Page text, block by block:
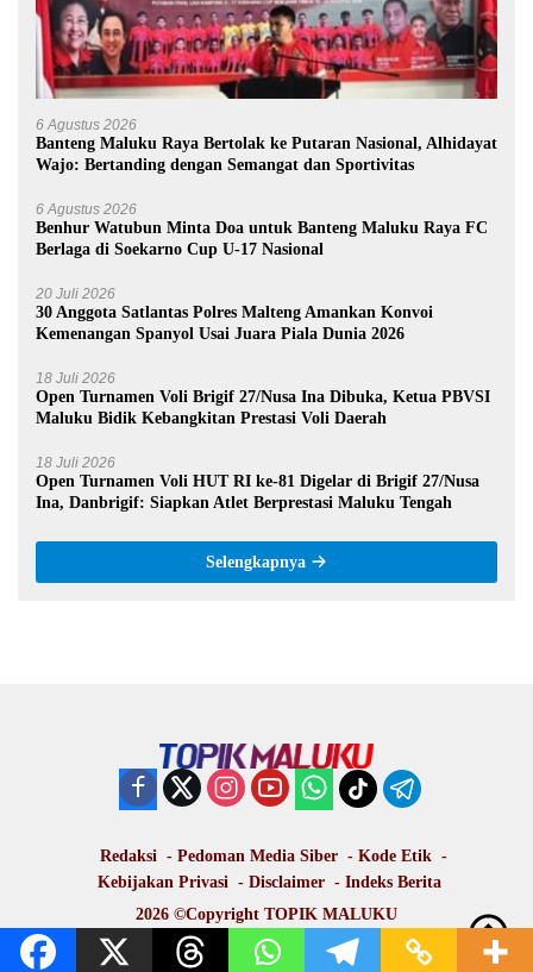
6 Agustus 2026
Banteng Maluku Raya Bertolak ke Putaran Nasional, Alhidayat
Wajo: Bertanding dengan Semangat dan Sportivitas
6 Agustus 2026
Benhur Watubun Minta Doa untuk Banteng Maluku Raya FC
Berlaga di Soekarno Cup U-17 Nasional
20 Juli 2026
30 Anggota Satlantas Polres Malteng Amankan Konvoi
Kemenangan Spanyol Usai Juara Piala Dunia 2026
18 Juli 2026
Open Turnamen Voli Brigif 27/Nusa Ina Dibuka, Ketua PBVSI
Maluku Bidik Kebangkitan Prestasi Voli Daerah
18 Juli 2026
Open Turnamen Voli HUT RI ke-81 Digelar di Brigif 27/Nusa
Ina, Danbrigif: Siapkan Atlet Berprestasi Maluku Tengah
Selengkapnya
Redaksi Pedoman Media Siber
Kode Etik
Kebijakan Privasi
Disclaimer
Indeks Berita
2026 ©Copyright TOPIK MALUKU